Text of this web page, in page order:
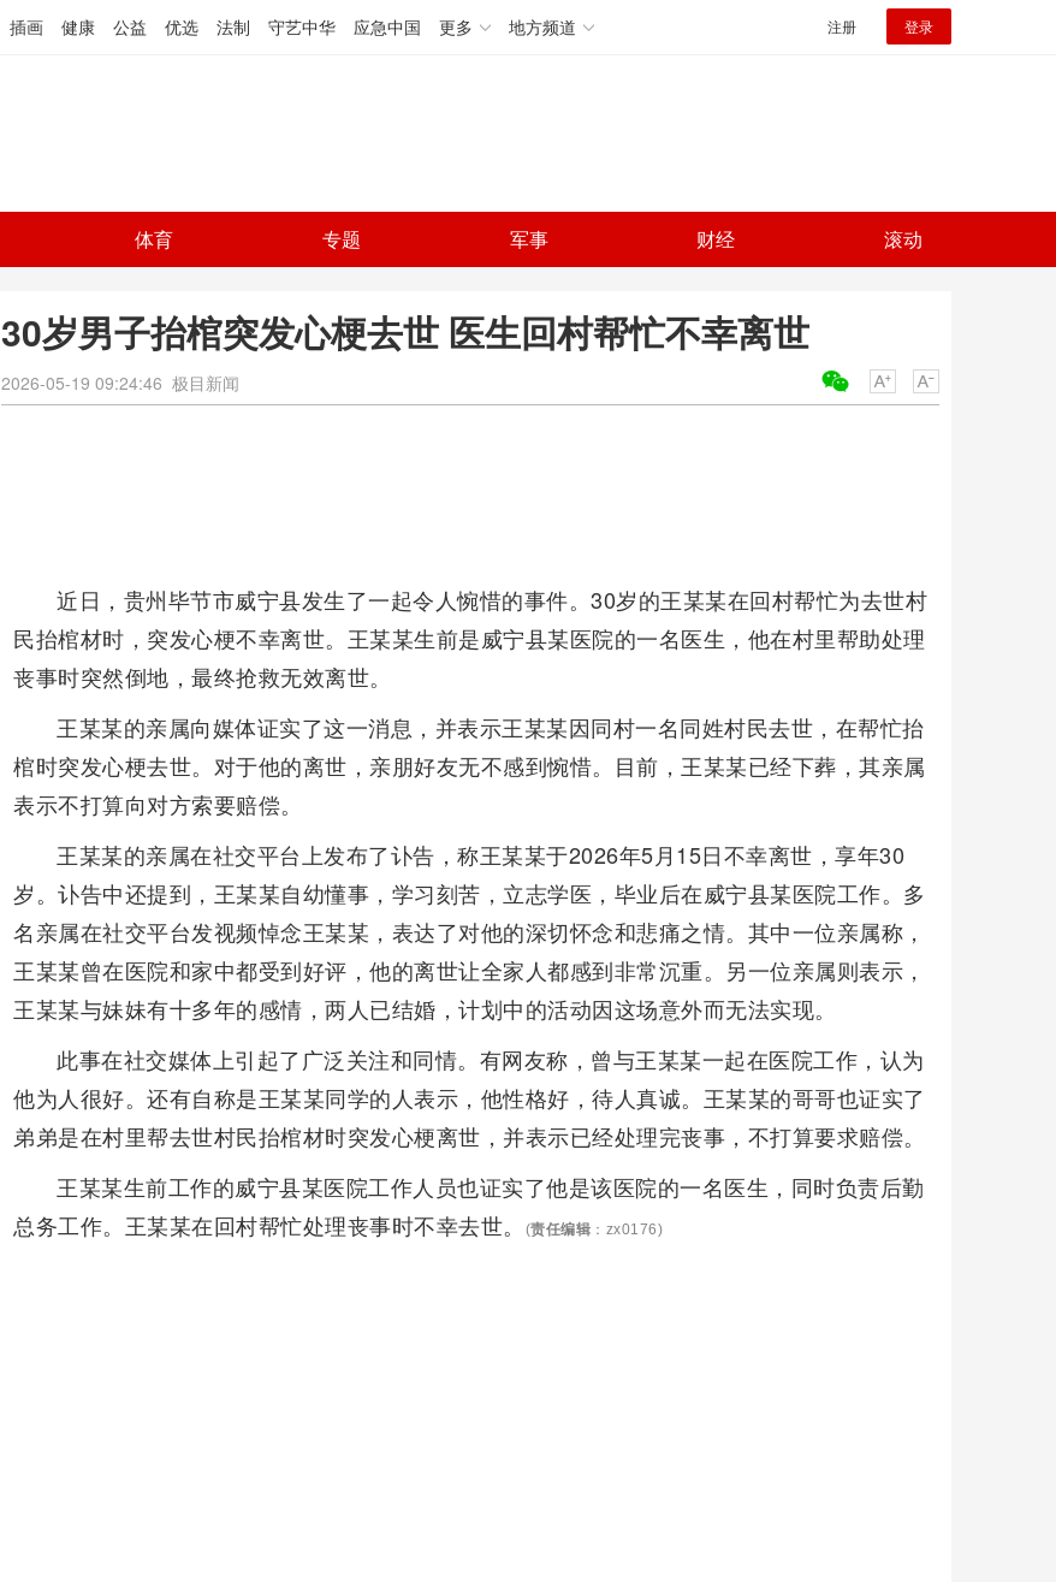
插画 健康 公益 优选 法制 守艺中华 应急中国 更多 地方频道 注册 登录
体育 专题 军事 财经 滚动
30岁男子抬棺突发心梗去世 医生回村帮忙不幸离世
2026-05-19 09:24:46 极目新闻
近日，贵州毕节市威宁县发生了一起令人惋惜的事件。30岁的王某某在回村帮忙为去世村
民抬棺材时，突发心梗不幸离世。王某某生前是威宁县某医院的一名医生，他在村里帮助处理
丧事时突然倒地，最终抢救无效离世。
王某某的亲属向媒体证实了这一消息，并表示王某某因同村一名同姓村民去世，在帮忙抬
棺时突发心梗去世。对于他的离世，亲朋好友无不感到惋惜。目前，王某某已经下葬，其亲属
表示不打算向对方索要赔偿。
王某某的亲属在社交平台上发布了讣告，称王某某于2026年5月15日不幸离世，享年30
岁。讣告中还提到，王某某自幼懂事，学习刻苦，立志学医，毕业后在威宁县某医院工作。多
名亲属在社交平台发视频悼念王某某，表达了对他的深切怀念和悲痛之情。其中一位亲属称，
王某某曾在医院和家中都受到好评，他的离世让全家人都感到非常沉重。另一位亲属则表示，
王某某与妹妹有十多年的感情，两人已结婚，计划中的活动因这场意外而无法实现。
此事在社交媒体上引起了广泛关注和同情。有网友称，曾与王某某一起在医院工作，认为
他为人很好。还有自称是王某某同学的人表示，他性格好，待人真诚。王某某的哥哥也证实了
弟弟是在村里帮去世村民抬棺材时突发心梗离世，并表示已经处理完丧事，不打算要求赔偿。
王某某生前工作的威宁县某医院工作人员也证实了他是该医院的一名医生，同时负责后勤
总务工作。王某某在回村帮忙处理丧事时不幸去世。
(责任编辑 ：zx0176)